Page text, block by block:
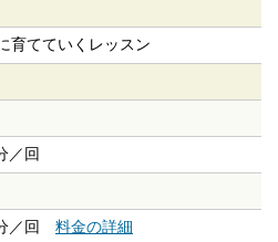
育てていくレッスン
／回
／回 料金の詳細